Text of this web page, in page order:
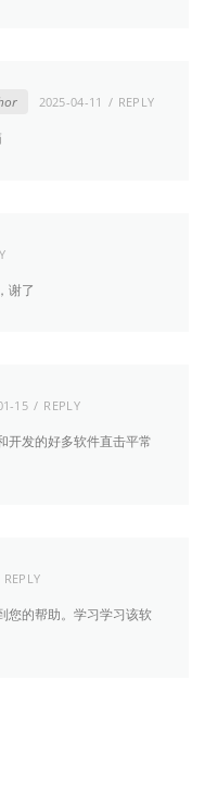
2025-04-11 REPLY
谢了
15 REPLY
开发的好多软件直击平常
REPLY
您的帮助。学习学习该软